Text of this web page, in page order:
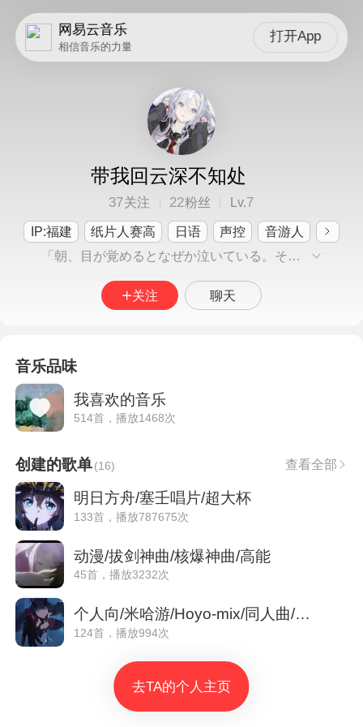
网易云音乐
相信音乐的力量
打开App
带我回云深不知处
37关注 22粉丝 Lv.7
IP:福建 纸片人赛高 日语 声控
音游人
「朝、目が覚めるとなぜか泣いている。そういうことが、時々ある。 見ていたはずの夢は、いつも思い出せない。」
关注 聊天
音乐品味
我喜欢的音乐
514首，播放1468次
创建的歌单(16) 查看全部
明日方舟/塞壬唱片/超大杯
133首，播放787675次
动漫/拔剑神曲/核爆神曲/高能
45首，播放3232次
个人向/米哈游/Hoyo-mix/同人曲/OST/PV
124首，播放994次
去TA的个人主页